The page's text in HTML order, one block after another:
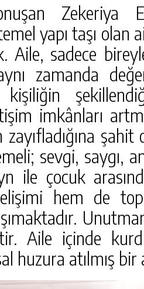
Zekeriya
yapı taşı
Aile, sadece
zamanda
imkânları
sevgi, saygı,
ile çocuk
hem de
Aile içinde
huzura atılmış bir